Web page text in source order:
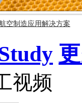
空制造应用解决方案
视频